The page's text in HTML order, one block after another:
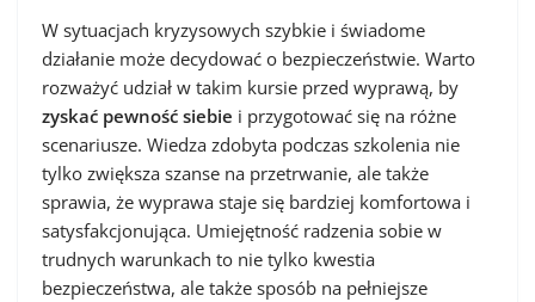
W sytuacjach kryzysowych szybkie i świadome
działanie może decydować o bezpieczeństwie. Warto
rozważyć udział w takim kursie przed wyprawą, by
zyskać pewność siebie i przygotować się na różne
scenariusze. Wiedza zdobyta podczas szkolenia nie
tylko zwiększa szanse na przetrwanie, ale także
sprawia, że wyprawa staje się bardziej komfortowa i
satysfakcjonująca. Umiejętność radzenia sobie w
trudnych warunkach to nie tylko kwestia
bezpieczeństwa, ale także sposób na pełniejsze